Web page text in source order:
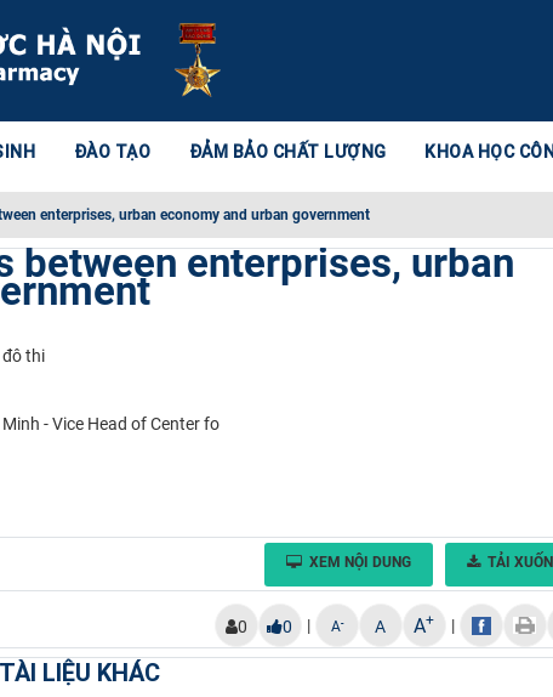
ĐÀO TẠO ĐẢM BẢO CHẤT LƯỢNG KHOA HỌC
enterprises, urban economy and urban government
between enterprises, urban
thi
- Vice Head of Center fo
XEM NỘI DUNG TẢI
0 0 | A- A A+ |
TÀI LIỆU KHÁC